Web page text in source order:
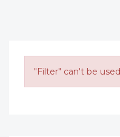
"Filter" can't be